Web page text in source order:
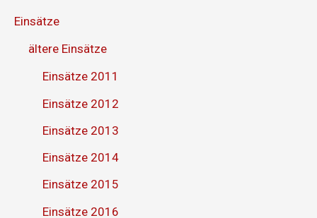
Einsätze
ältere Einsätze
Einsätze 2011
Einsätze 2012
Einsätze 2013
Einsätze 2014
Einsätze 2015
Einsätze 2016